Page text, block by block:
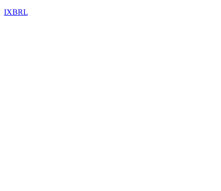
IXBRL